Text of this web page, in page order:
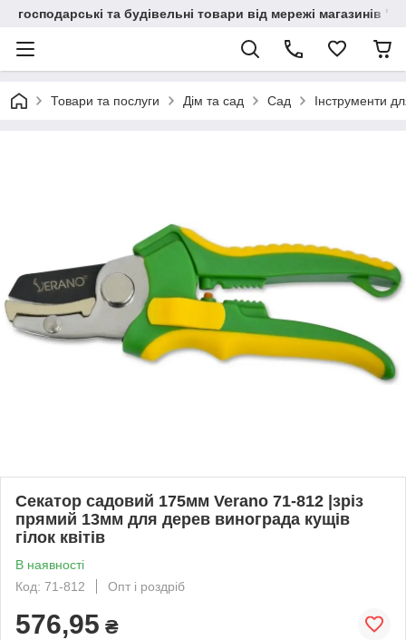
господарські та будівельні товари від мережі магазинів
Товари та послуги Дім та сад Сад Інструменти
Секатор садовий 175мм Verano 71-812 |зріз
прямий 13мм для дерев винограда кущів
гілок квітів
В наявності
Код: 71-812
Опт і роздріб
576,95 ₴